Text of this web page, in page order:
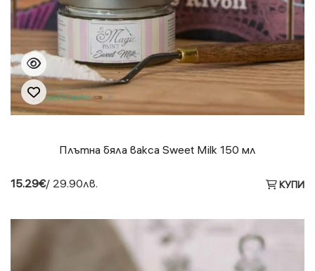
Плътна бяла вакса Sweet Milk 150 мл
15.29€/ 29.90лв. КУПИ